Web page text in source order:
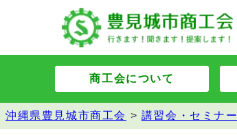
商工会について
沖縄県豊見城市商工会 > 講習会・セミナー